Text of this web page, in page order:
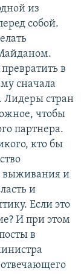
из
собой.
в
сначала
Лидеры стран
чтобы
партнера.
кто бы
выживания и
и
Если это
И при этом
в